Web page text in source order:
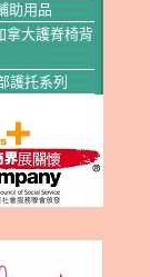
助用品
拿大護脊椅背
護托系列